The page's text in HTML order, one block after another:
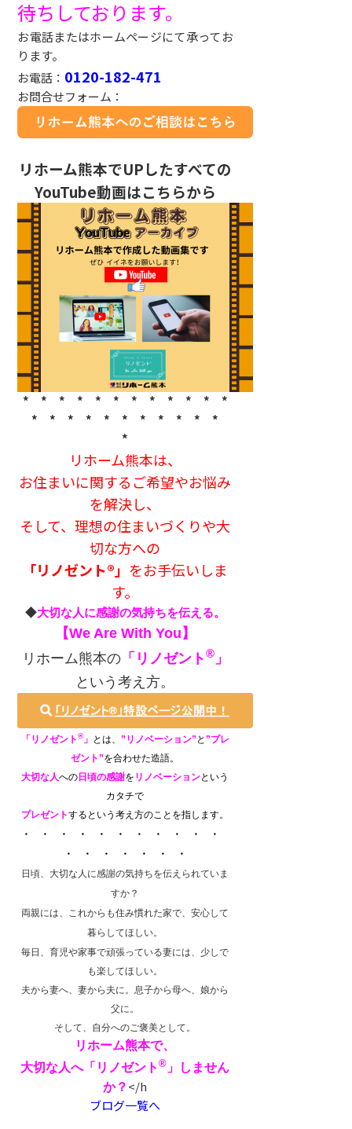
待ちしております。
お電話またはホームページにて承ってお
ります。
お電話： 0120-182-471
お問合せフォーム：
リホーム熊本でUPしたすべての
YouTube動画はこちらから
* * * * * * * * * * * *
* * * * * * * * * * *
*
リホーム熊本は、
お住まいに関するご希望やお悩み
を解決し、
そして、理想の住まいづくりや大
切な方への
「リノゼント®」 をお手伝いしま
す。
◆大切な人に感謝の気持ちを伝える。
【We Are With You】
リホーム熊本の「リノゼント®」
という考え方。
「リノゼント®」 とは、 ”リノベーション”と”プレ
ゼント”を合わせた造語。
大切な人への 日頃の感謝を リノベーションという
カタチで
プレゼントするという考え方のことを指します。
・ ・ ・ ・ ・ ・ ・ ・ ・ ・ ・
・ ・ ・ ・ ・ ・ ・
日頃、大切な人に感謝の気持ちを伝えられていま
すか？
両親には、これからも住み慣れた家で、安心して
暮らしてほしい。
毎日、育児や家事で頑張っている妻には、少しで
も楽してほしい。
夫から妻へ、妻から夫に。息子から母へ、娘から
父に。
そして、自分へのご褒美として。
リホーム熊本で、
大切な人へ「リノゼント® 」しません
か？ </h
ブログ一覧へ